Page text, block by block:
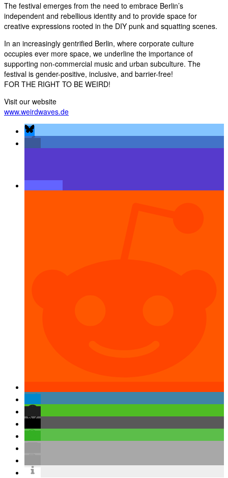
The festival emerges from the need to embrace Berlin’s
independent and rebellious identity and to provide space for
creative expressions rooted in the DIY punk and squatting scenes.
In an increasingly gentrified Berlin, where corporate culture
occupies ever more space, we underline the importance of
supporting non-commercial music and urban subculture. The
festival is gender-positive, inclusive, and barrier-free!
FOR THE RIGHT TO BE WEIRD!
Visit our website
www.weirdwaves.de